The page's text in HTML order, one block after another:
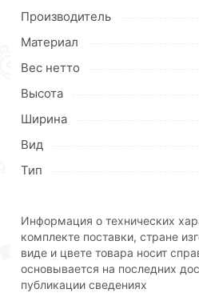
Для приобретения данной
мышкой
Условия доставки и цены на
сантехнический Unipak 500 г
в Москве и области.
Производитель
Материал
Вес нетто
Высота
Ширина
Вид
Тип
Информация о технических
комплекте поставки, стране
виде и цвете товара носит
основывается на последних
публикации сведениях